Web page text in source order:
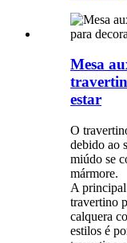
Mesa
estar
O
debido ao
miúdo se
mármore.
A principal
travertino
calquera
estilos é